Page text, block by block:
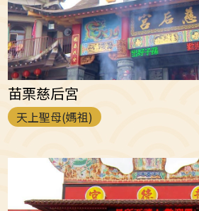
苗栗慈后宮
天上聖母(媽祖)